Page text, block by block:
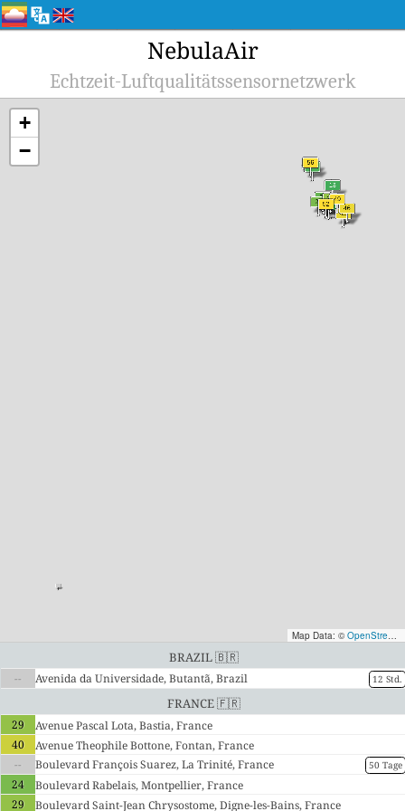
NebulaAir
Echtzeit-Luftqualitätssensornetzwerk
+
−
Map Data: © OpenStreetMap contributors
Brazil 🇧🇷
-- 12 Std.
Avenida da Universidade, Butantã, Brazil
France 🇫🇷
29
Avenue Pascal Lota, Bastia, France
40
Avenue Theophile Bottone, Fontan, France
--
50 Tage
Boulevard François Suarez, La Trinité, France
24
Boulevard Rabelais, Montpellier, France
29
Boulevard Saint-Jean Chrysostome, Digne-les-Bains, France